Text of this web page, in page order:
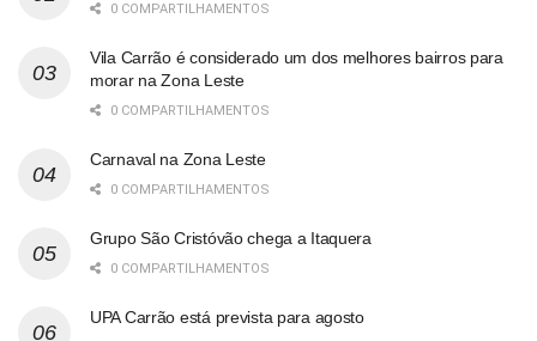
0 COMPARTILHAMENTOS
Vila Carrão é considerado um dos melhores bairros para
morar na Zona Leste
0 COMPARTILHAMENTOS
Carnaval na Zona Leste
0 COMPARTILHAMENTOS
Grupo São Cristóvão chega a Itaquera
0 COMPARTILHAMENTOS
UPA Carrão está prevista para agosto